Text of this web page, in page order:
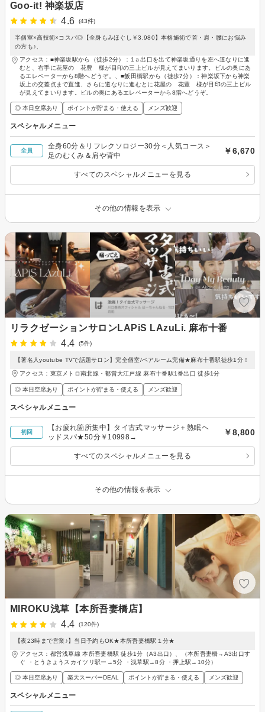
Goo-it! 神楽坂店
4.6
(43件)
半個室×高技術×コスパ◎【全身もみほぐし￥3,980】本格施術で首・肩・腰にお悩み
の方も♪、
アクセス：■神楽坂駅から（徒歩2分）：1ａ出口を出て神楽坂通りを左へ道なりに進
むと、右手に花屋の 花豊 様が目印の三上ビルが見えてまいります。ビルの奥にあ
るエレベーターから8階へどうぞ。、■飯田橋駅から（徒歩7分）：神楽坂下から神楽
坂上の交差点まで直進、さらに道なりに進むとに花屋の 花豊 様が目印の三上ビル
が見えてまいります。ビルの奥にあるエレベーターから8階へどうぞ。
◎ 本日空席あり ポイントが貯まる・使える メンズ歓迎
スペシャルメニュー
全員
全身60分＆リフレクソロジー30分＜人気コース＞
足のむくみ＆肩や背中
￥6,670
すべてのスペシャルメニューを見る
その他の情報を表示
リラクゼーションサロンLAPiS LAzuLi. 麻布十番
4.4
(5件)
【著名人youtube TVで話題サロン】完全個室/ペアルーム完備★麻布十番駅徒歩1分！
アクセス：東京メトロ南北線・都営大江戸線 麻布十番駅1番出口 徒歩1分
◎ 本日空席あり ポイントが貯まる・使える メンズ歓迎
スペシャルメニュー
初回
【お疲れ箇所集中】タイ古式マッサージ＋熟眠ヘ
ッドスパ★50分￥10998→
￥8,800
すべてのスペシャルメニューを見る
その他の情報を表示
MIROKU浅草【本所吾妻橋店】
4.4
(120件)
【夜23時まで営業♪】当日予約もOK★本所吾妻橋駅１分★
アクセス：都営浅草線 本所吾妻橋駅 徒歩1分（A3出口）、（本所吾妻橋→A3出口す
ぐ ・とうきょうスカイツリ駅ー→5分 ・浅草駅→8分 ・押上駅→10分）
◎ 本日空席あり 楽天スーパーDEAL ポイントが貯まる・使える メンズ歓迎
スペシャルメニュー